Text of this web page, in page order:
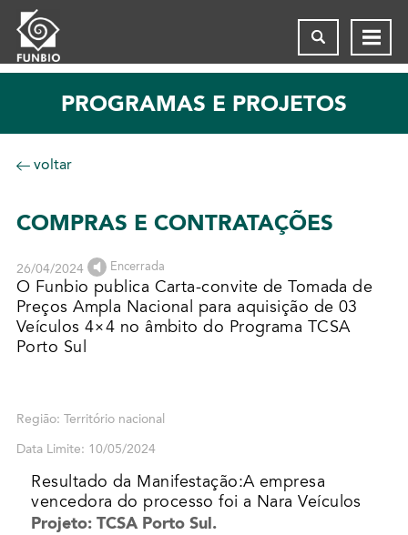
PROGRAMAS E PROJETOS
voltar
COMPRAS E CONTRATAÇÕES
26/04/2024 Encerrada
O Funbio publica Carta-convite de Tomada de
Preços Ampla Nacional para aquisição de 03
Veículos 4×4 no âmbito do Programa TCSA
Porto Sul
Região: Território nacional
Data Limite: 10/05/2024
Resultado da Manifestação:A empresa
vencedora do processo foi a Nara Veículos
Projeto: TCSA Porto Sul.